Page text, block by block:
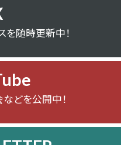
を随時更新中！
どを公開中！